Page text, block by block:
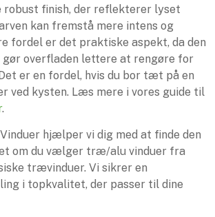
robust finish, der reflekterer lyset
kan fremstå mere intens og
fordel er det praktiske aspekt, da den
overfladen lettere at rengøre for
er en fordel, hvis du bor tæt på en
ved kysten. Læs mere i vores guide til
.
hjælper vi dig med at finde den
om du vælger træ/alu vinduer fra
trævinduer. Vi sikrer en
i topkvalitet, der passer til dine